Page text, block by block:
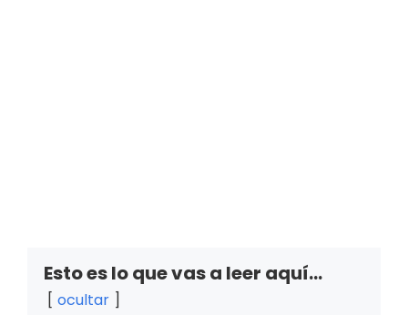
Esto es lo que vas a leer aquí...
ocultar